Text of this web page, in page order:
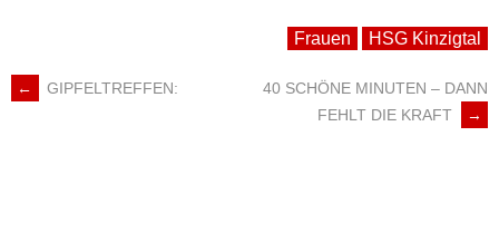
Frauen HSG Kinzigtal
ARTIKEL-
← GIPFELTREFFEN:
40 SCHÖNE MINUTEN – DANN
FEHLT DIE KRAFT
→